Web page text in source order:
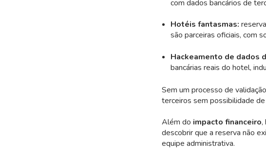
com dados bancários de
Hotéis fantasmas:
são parceiras oficiais, com
Hackeamento de dados
bancárias reais do hotel,
Sem um processo de
terceiros sem possibilidade
Além do impacto financeiro,
descobrir que a reserva não
equipe administrativa.